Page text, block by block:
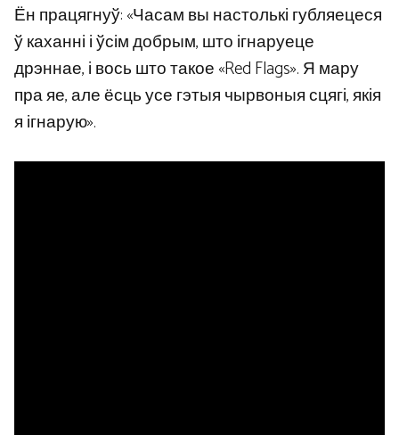
Ён працягнуў: «Часам вы настолькі губляецеся
ў каханні і ўсім добрым, што ігнаруеце
дрэннае, і вось што такое «Red Flags». Я мару
пра яе, але ёсць усе гэтыя чырвоныя сцягі, якія
я ігнарую».